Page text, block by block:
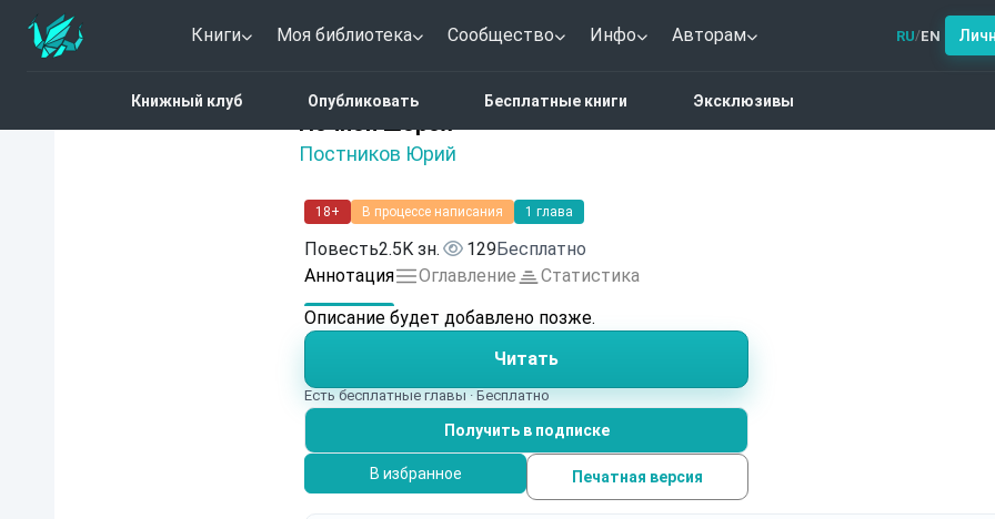
Книги Моя библиотека Сообщество Инфо Авторам RU/EN
Книжный клуб Опубликовать Бесплатные книги Эксклюзивы
Ночной шорох
Постников Юрий
Нет оценок
18+ В процессе написания 1 глава
Повесть2.5K зн. 129Бесплатно
Аннотация
Оглавление
Статистика
Описание будет добавлено позже.
Читать
Есть бесплатные главы · Бесплатно
Получить в подписке
В избранное Печатная версия